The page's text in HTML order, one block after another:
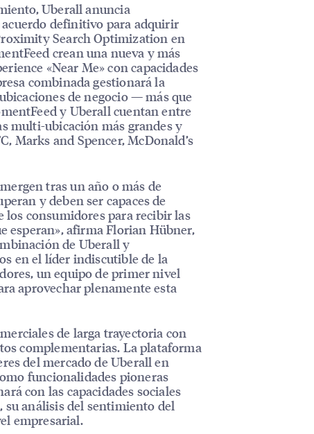
Uberall anuncia
definitivo para adquirir
Search Optimization en
crean una nueva y más
«Near Me» con capacidades
combinada gestionará la
de negocio — más que
y Uberall cuentan entre
multi-ubicación más grandes y
Marks and Spencer, McDonald’s
tras un año o más de
y deben ser capaces de
los consumidores para recibir las
esperan», afirma Florian Hübner,
de Uberall y
en el líder indiscutible de la
un equipo de primer nivel
aprovechar plenamente esta
de larga trayectoria con
complementarias. La plataforma
del mercado de Uberall en
funcionalidades pioneras
con las capacidades sociales
su análisis del sentimiento del
empresarial.